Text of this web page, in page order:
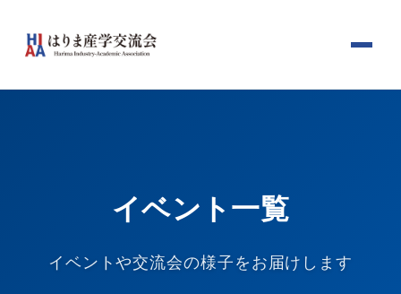
イベント一覧
イベントや交流会の様子をお届けします